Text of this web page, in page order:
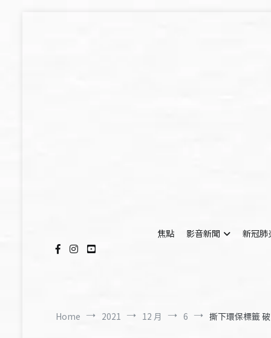
焦點 影音新聞 新冠肺
Home 2021 12 月 6 撕下環保標籤